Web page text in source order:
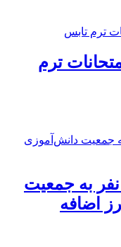
ترم
هزار نفر به جمعیت
اضافه